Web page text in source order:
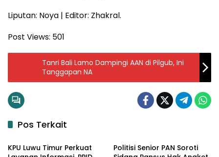
Liputan: Noya | Editor: Zhakral.
Post Views: 501
Tanri Bali Lamo Dampingi AAN di Pilgub, Ini
Tanggapan NA
Pos Terkait
Input Politik
KPU Luwu Timur Perkuat
Politisi Senior PAN Soroti